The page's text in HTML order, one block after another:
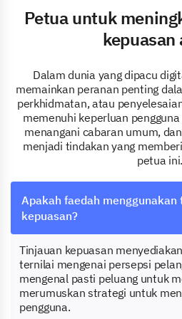
Petua untuk
kepuasan
Dalam dunia yang dipacu
memainkan peranan penting
perkhidmatan, atau
memenuhi keperluan
menangani cabaran umum,
menjadi tindakan yang
petua ini.
Apakah faedah menggunakan
kepuasan?
Tinjauan kepuasan
ternilai mengenai persepsi
mengenal pasti peluang untuk
merumuskan strategi untuk
pengguna.